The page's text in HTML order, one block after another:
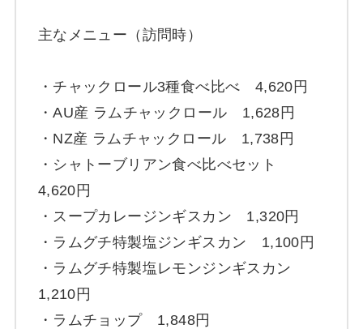
主なメニュー（訪問時）
・チャックロール3種食べ比べ 4,620円
・AU産 ラムチャックロール 1,628円
・NZ産 ラムチャックロール 1,738円
・シャトーブリアン食べ比べセット
4,620円
・スープカレージンギスカン 1,320円
・ラムグチ特製塩ジンギスカン 1,100円
・ラムグチ特製塩レモンジンギスカン
1,210円
・ラムチョップ 1,848円